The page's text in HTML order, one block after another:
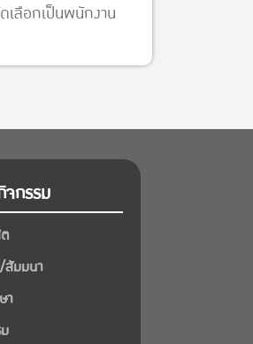
ลือกเป็นพนักงาน
จกรรม
สัมมนา
า